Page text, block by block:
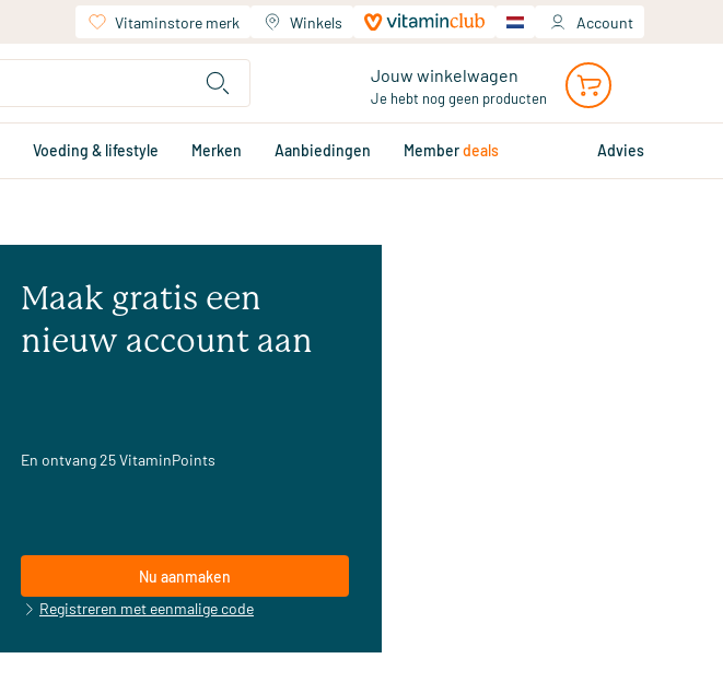
Vitaminstore merk Winkels Account
Jouw winkelwagen
Je hebt nog geen producten
Voeding & lifestyle Merken Aanbiedingen Memberdeals Advies
Maak gratis een
nieuw account aan
En ontvang 25 VitaminPoints
Nu aanmaken
Registreren met eenmalige code